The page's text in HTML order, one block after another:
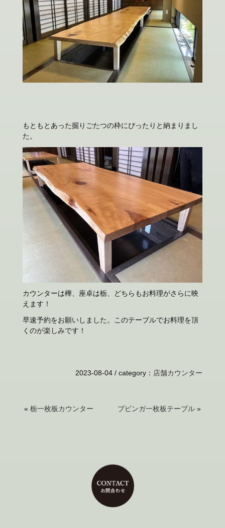
もともとあった掘りごたつの枠にぴったりと納まりまし
た。
カウンターは樺、座卓は栃、どちらもお料理がさらに映
えます！
早速予約をお願いしました。このテーブルでお料理を頂
くのが楽しみです！
2023-08-04 /category ： 店舗カウンター
« 栃一枚板カウンター ブビンガ一枚板テーブル »